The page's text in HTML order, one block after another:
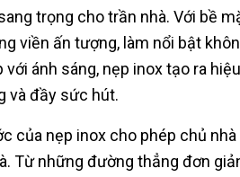
trọng cho trần nhà. Với bề
viền ấn tượng, làm nổi bật
ánh sáng, nẹp inox tạo ra
và đầy sức hút.
của nẹp inox cho phép chủ
Từ những đường thẳng đơn